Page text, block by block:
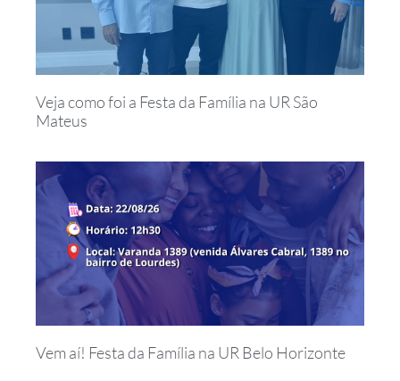
Veja como foi a Festa da Família na UR São
Mateus
Vem aí! Festa da Família na UR Belo Horizonte